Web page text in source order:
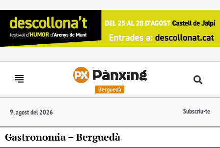
Berguedà
9, agost del 2026 Subscriu-te
Gastronomia – Berguedà